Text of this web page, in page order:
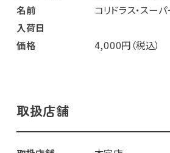
名前
コリドラス・スー
入荷日
価格
4,000円（税込）
取扱店舗